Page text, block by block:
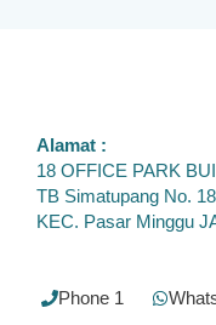
Alamat :
18 OFFICE PARK
TB Simatupang No.
KEC. Pasar Minggu
Phone 1